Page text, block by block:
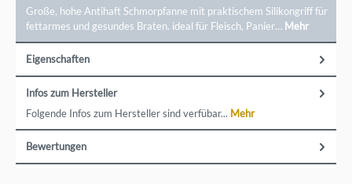
Große, hohe Antihaft Schmorpfanne mit praktischem Silikongriff für
fettarmes und gesundes Braten. ideal für Fleisch, Panier… Mehr
Eigenschaften
Infos zum Hersteller
Folgende Infos zum Hersteller sind verfübar... Mehr
Bewertungen